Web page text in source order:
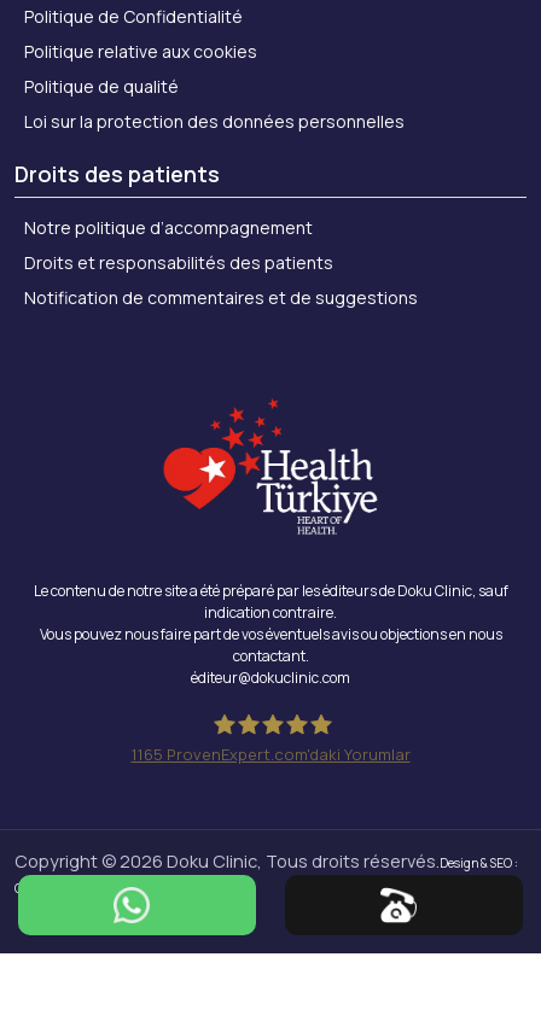
Politique de Confidentialité
Politique relative aux cookies
Politique de qualité
Loi sur la protection des données personnelles
Droits des patients
Notre politique d’accompagnement
Droits et responsabilités des patients
Notification de commentaires et de suggestions
Le contenu de notre site a été préparé par les éditeurs de Doku Clinic, sauf
indication contraire.
Vous pouvez nous faire part de vos éventuels avis ou objections en nous
contactant.
éditeur@dokuclinic.com
1165 ProvenExpert.com'daki Yorumlar
Copyright © 2026 Doku Clinic, Tous droits réservés.Design & SEO :
Crabs Media